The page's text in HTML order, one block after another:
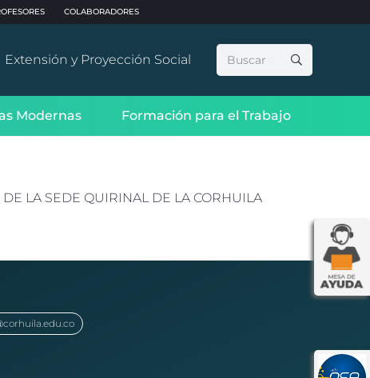
COLABORADORES
Extensión y Proyección Social Buscar:
Modernas Formación para el Trabajo
LA SEDE QUIRINAL DE LA CORHUILA